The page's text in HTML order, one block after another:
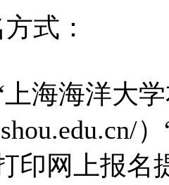
式：
海洋大学
印网上报名